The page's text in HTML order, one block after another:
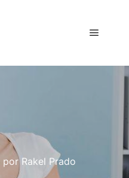
porRakel Prado